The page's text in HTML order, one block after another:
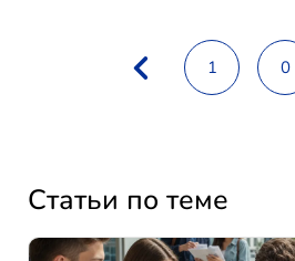
1 0
Статьи по теме